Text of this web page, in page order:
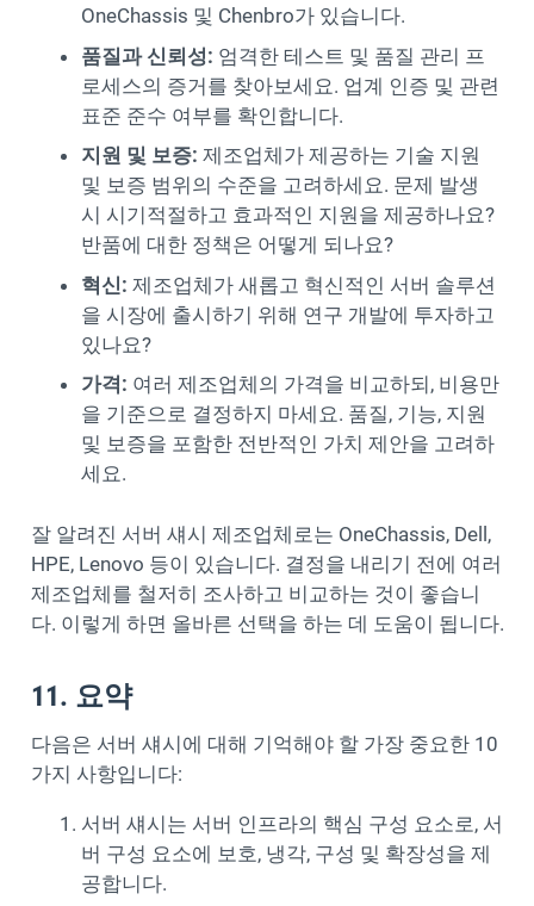
OneChassis 및 Chenbro가 있습니다.
품질과 신뢰성: 엄격한 테스트 및 품질 관리 프
로세스의 증거를 찾아보세요. 업계 인증 및 관련
표준 준수 여부를 확인합니다.
지원 및 보증: 제조업체가 제공하는 기술 지원
및 보증 범위의 수준을 고려하세요. 문제 발생
시 시기적절하고 효과적인 지원을 제공하나요?
반품에 대한 정책은 어떻게 되나요?
혁신: 제조업체가 새롭고 혁신적인 서버 솔루션
을 시장에 출시하기 위해 연구 개발에 투자하고
있나요?
가격: 여러 제조업체의 가격을 비교하되, 비용만
을 기준으로 결정하지 마세요. 품질, 기능, 지원
및 보증을 포함한 전반적인 가치 제안을 고려하
세요.
잘 알려진 서버 섀시 제조업체로는 OneChassis, Dell,
HPE, Lenovo 등이 있습니다. 결정을 내리기 전에 여러
제조업체를 철저히 조사하고 비교하는 것이 좋습니
다. 이렇게 하면 올바른 선택을 하는 데 도움이 됩니다.
11. 요약
다음은 서버 섀시에 대해 기억해야 할 가장 중요한 10
가지 사항입니다:
서버 섀시는 서버 인프라의 핵심 구성 요소로, 서
버 구성 요소에 보호, 냉각, 구성 및 확장성을 제
공합니다.